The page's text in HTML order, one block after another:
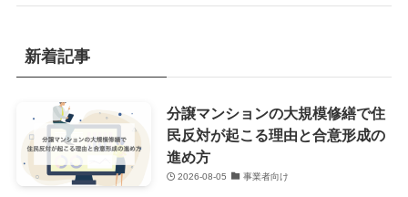
新着記事
分譲マンションの大規模修繕で住
民反対が起こる理由と合意形成の
進め方
2026-08-05 事業者向け